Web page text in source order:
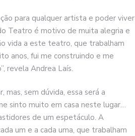
para qualquer artista e poder viver
Teatro é motivo de muita alegria e
vida a este teatro, que trabalham
anos, fui me construindo e me
revela Andrea Laís.
mas, sem dúvida, essa será a
sinto muito em casa neste lugar…
de um espetáculo. A
um e a cada uma, que trabalham